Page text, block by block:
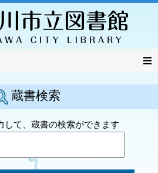
蔵書検索
して、蔵書の検索ができます